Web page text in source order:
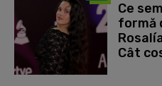
Ce
formă
Cât